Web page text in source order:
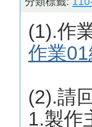
(1).作
作業
(2).請
1.製作